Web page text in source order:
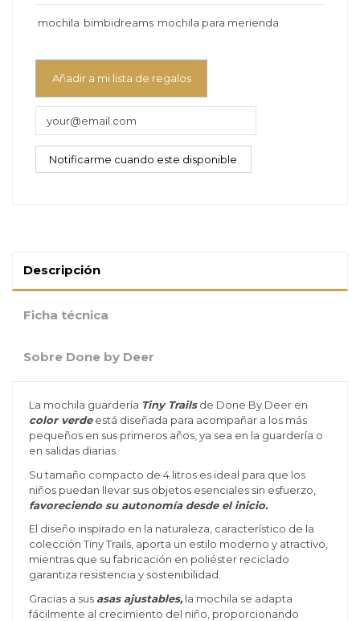
mochila bimbidreams mochila para merienda
Añadir a mi lista de regalos
Descripción
Ficha técnica
Sobre Done by Deer
La mochila guardería Tiny Trails de Done By Deer en
color verdeestá diseñada para acompañar a los más
pequeños en sus primeros años, ya sea en la guardería o
en salidas diarias.
Su tamaño compacto de 4 litros es ideal para que los
niños puedan llevar sus objetos esenciales sin esfuerzo,
favoreciendo su autonomía desde el inicio.
El diseño inspirado en la naturaleza, característico de la
colección Tiny Trails, aporta un estilo moderno y atractivo,
mientras que su fabricación en poliéster reciclado
garantiza resistencia y sostenibilidad.
Gracias a sus asas ajustables,la mochila se adapta
fácilmente al crecimiento del niño, proporcionando